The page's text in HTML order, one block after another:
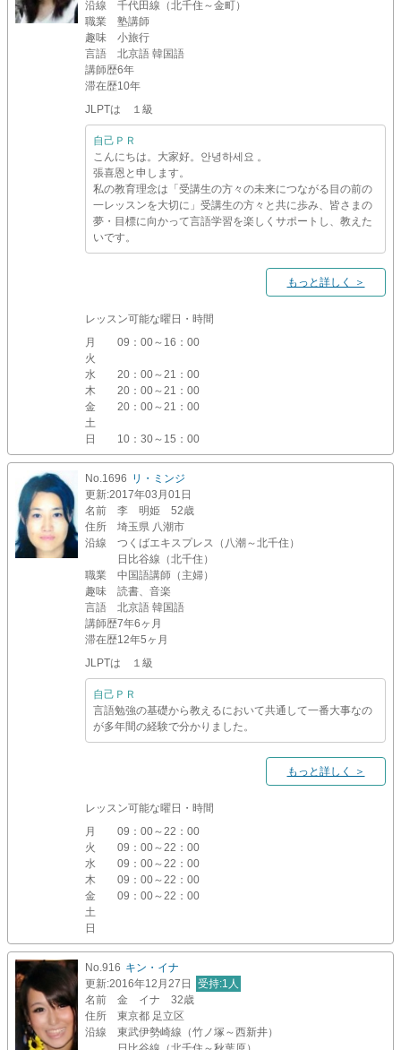
沿線
千代田線（北千住～金町）
職業
塾講師
趣味
小旅行
言語
北京語 韓国語
講師歴6年
滞在歴10年
JLPTは １級
自己ＰＲ
こんにちは。大家好。안녕하세요 。
張喜恩と申します。
私の教育理念は「受講生の方々の未来につながる目の前の
一レッスンを大切に」受講生の方々と共に歩み、皆さまの
夢・目標に向かって言語学習を楽しくサポートし、教えた
いです。
もっと詳しく ＞
レッスン可能な曜日・時間
月
09：00～16：00
火
水
20：00～21：00
木
20：00～21：00
金
20：00～21：00
土
日
10：30～15：00
No.1696 リ・ミンジ
更新:2017年03月01日
名前
李 明姫 52歳
住所
埼玉県 八潮市
沿線
つくばエキスプレス（八潮～北千住）
日比谷線（北千住）
職業
中国語講師（主婦）
趣味
読書、音楽
言語
北京語 韓国語
講師歴7年6ヶ月
滞在歴12年5ヶ月
JLPTは １級
自己ＰＲ
言語勉強の基礎から教えるにおいて共通して一番大事なの
が多年間の経験で分かりました。
もっと詳しく ＞
レッスン可能な曜日・時間
月
09：00～22：00
火
09：00～22：00
水
09：00～22：00
木
09：00～22：00
金
09：00～22：00
土
日
No.916 キン・イナ
更新:2016年12月27日 受持:1人
名前
金 イナ 32歳
住所
東京都 足立区
沿線
東武伊勢崎線（竹ノ塚～西新井）